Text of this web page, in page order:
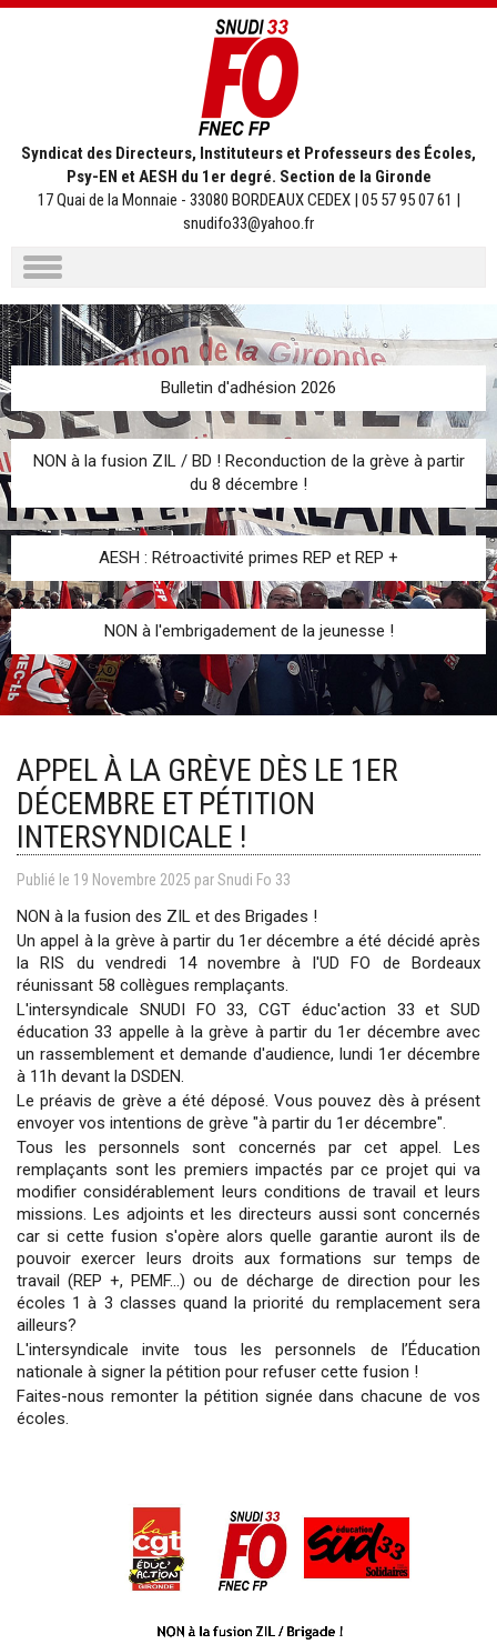
Syndicat des Directeurs, Instituteurs et Professeurs des Écoles,
Psy-EN et AESH du 1er degré. Section de la Gironde
17 Quai de la Monnaie - 33080 BORDEAUX CEDEX | 05 57 95 07 61 |
snudifo33@yahoo.fr
Aller
au
contenu
Bulletin d'adhésion 2026
NON à la fusion ZIL / BD ! Reconduction de la grève à partir
du 8 décembre !
AESH : Rétroactivité primes REP et REP +
NON à l'embrigadement de la jeunesse !
APPEL À LA GRÈVE DÈS LE 1ER
DÉCEMBRE ET PÉTITION
INTERSYNDICALE !
Publié le 19 Novembre 2025 parSnudi Fo 33
NON à la fusion des ZIL et des Brigades !
Un appel à la grève à partir du 1er décembre a été décidé après
la RIS du vendredi 14 novembre à l'UD FO de Bordeaux
réunissant 58 collègues remplaçants.
L'intersyndicale SNUDI FO 33, CGT éduc'action 33 et SUD
éducation 33 appelle à la grève à partir du 1er décembre avec
un rassemblement et demande d'audience, lundi 1er décembre
à 11h devant la DSDEN.
Le préavis de grève a été déposé. Vous pouvez dès à présent
envoyer vos intentions de grève "à partir du 1er décembre".
Tous les personnels sont concernés par cet appel. Les
remplaçants sont les premiers impactés par ce projet qui va
modifier considérablement leurs conditions de travail et leurs
missions. Les adjoints et les directeurs aussi sont concernés
car si cette fusion s'opère alors quelle garantie auront ils de
pouvoir exercer leurs droits aux formations sur temps de
travail (REP +, PEMF...) ou de décharge de direction pour les
écoles 1 à 3 classes quand la priorité du remplacement sera
ailleurs?
L'intersyndicale invite tous les personnels de l’Éducation
nationale à signer la pétition pour refuser cette fusion !
Faites-nous remonter la pétition signée dans chacune de vos
écoles.